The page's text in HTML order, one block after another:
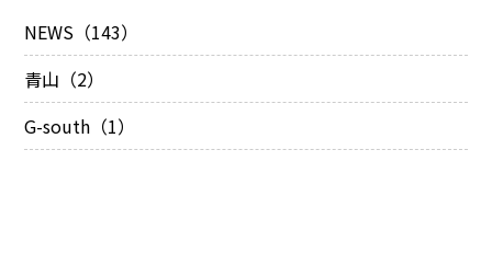
NEWS（143）
青山（2）
G-south（1）